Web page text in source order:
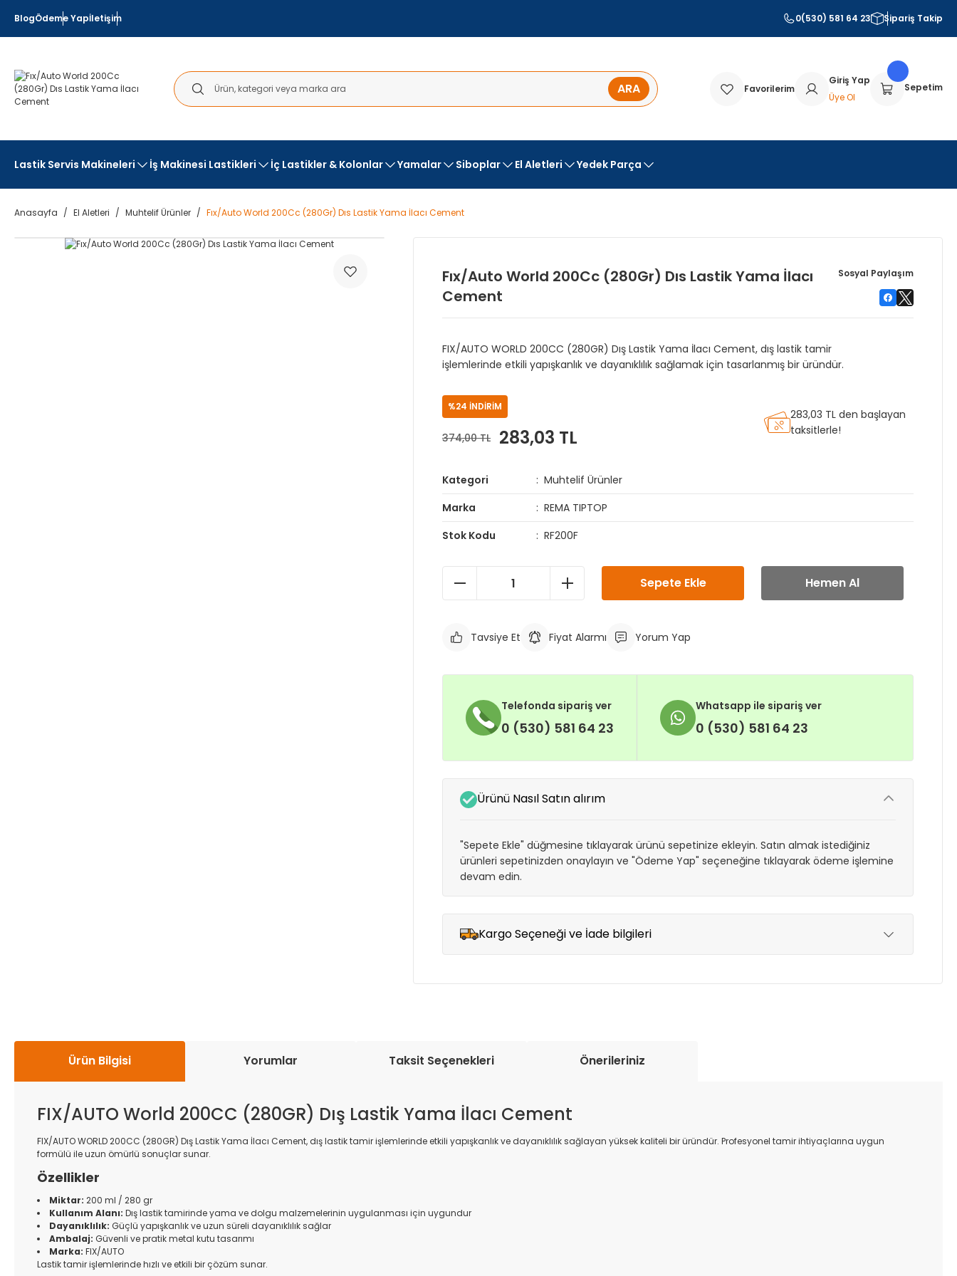
BlogÖdeme Yapİletişim 0(530) 581 64 23 Sipariş Takip
ARA Favorilerim
Giriş Yap
Üye Ol
Sepetim
Lastik Servis Makineleri İş Makinesi Lastikleri İç Lastikler & Kolonlar Yamalar Siboplar El Aletleri Yedek Parça
Anasayfa El Aletleri Muhtelif Ürünler Fıx/Auto World 200Cc (280Gr) Dıs Lastik Yama İlacı Cement
Fıx/Auto World 200Cc (280Gr) Dıs Lastik Yama İlacı
Cement
Sosyal Paylaşım
FIX/AUTO WORLD 200CC (280GR) Dış Lastik Yama İlacı Cement, dış lastik tamir
işlemlerinde etkili yapışkanlık ve dayanıklılık sağlamak için tasarlanmış bir üründür.
%24 İNDİRİM
374,00 TL 283,03 TL
283,03 TL den başlayan
taksitlerle!
Kategori
Muhtelif Ürünler
Marka
REMA TIPTOP
Stok Kodu
RF200F
Sepete Ekle Hemen Al
Tavsiye Et Fiyat Alarmı Yorum Yap
Telefonda sipariş ver
0 (530) 581 64 23
Whatsapp ile sipariş ver
0 (530) 581 64 23
Ürünü Nasıl Satın alırım
"Sepete Ekle" düğmesine tıklayarak ürünü sepetinize ekleyin. Satın almak istediğiniz
ürünleri sepetinizden onaylayın ve "Ödeme Yap" seçeneğine tıklayarak ödeme işlemine
devam edin.
Kargo Seçeneği ve İade bilgileri
Ürün Bilgisi Yorumlar Taksit Seçenekleri Önerileriniz
FIX/AUTO World 200CC (280GR) Dış Lastik Yama İlacı Cement
FIX/AUTO WORLD 200CC (280GR) Dış Lastik Yama İlacı Cement, dış lastik tamir işlemlerinde etkili yapışkanlık ve dayanıklılık sağlayan yüksek kaliteli bir üründür. Profesyonel tamir ihtiyaçlarına uygun
formülü ile uzun ömürlü sonuçlar sunar.
Özellikler
Miktar: 200 ml / 280 gr
Kullanım Alanı: Dış lastik tamirinde yama ve dolgu malzemelerinin uygulanması için uygundur
Dayanıklılık: Güçlü yapışkanlık ve uzun süreli dayanıklılık sağlar
Ambalaj: Güvenli ve pratik metal kutu tasarımı
Marka: FIX/AUTO
Lastik tamir işlemlerinde hızlı ve etkili bir çözüm sunar.